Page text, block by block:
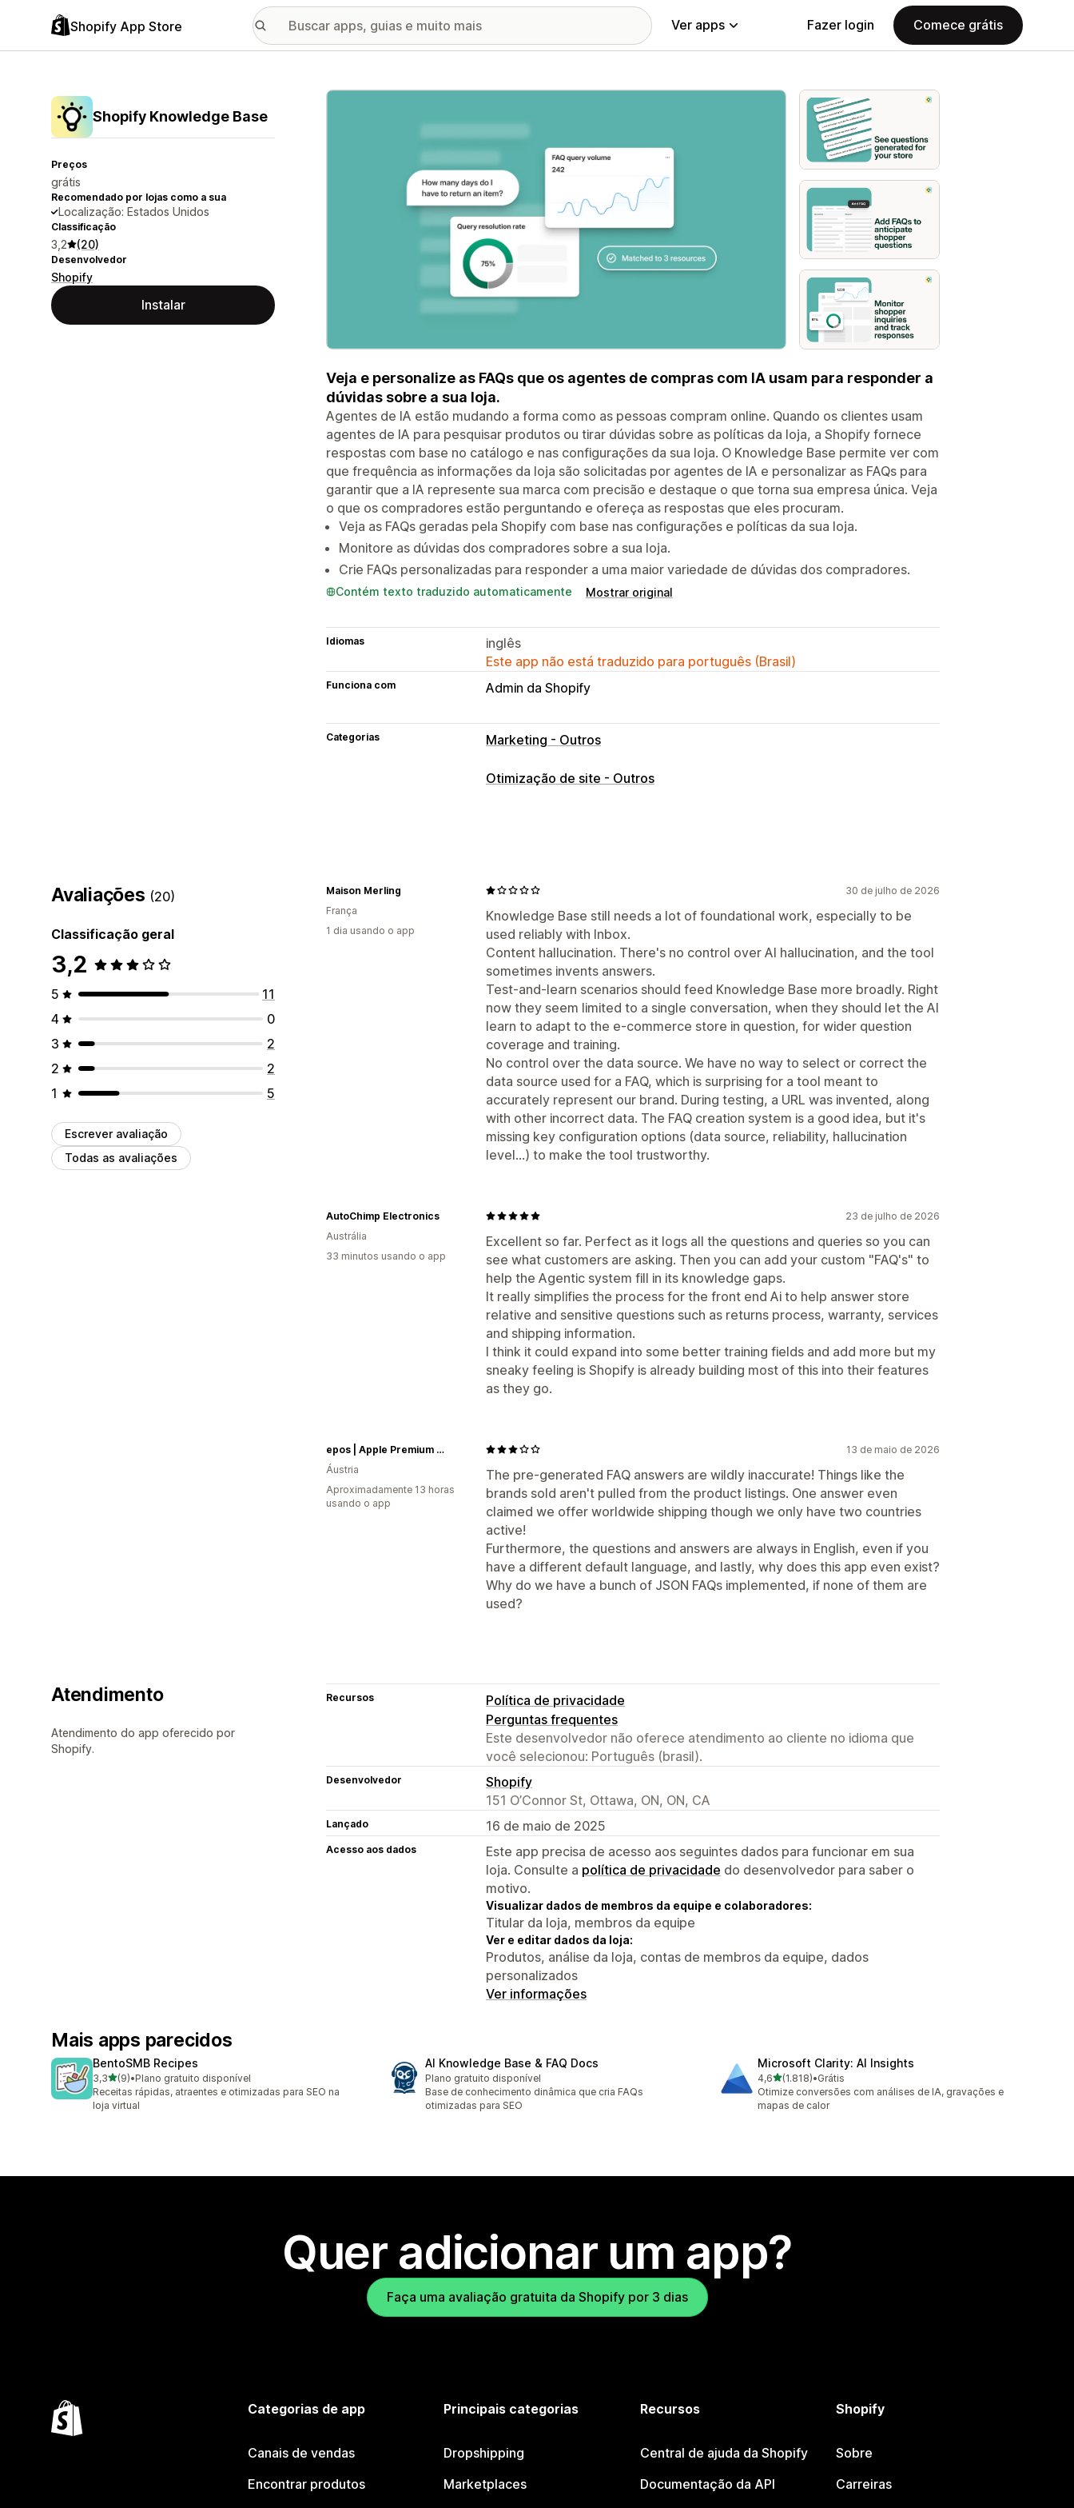
Shopify App Store Ver apps Fazer login Comece grátis
Shopify Knowledge Base
Preços
grátis
Recomendado por lojas como a sua
Localização: Estados Unidos
Classificação
3,2 (20)
Desenvolvedor
Shopify
Instalar
Galeria de imagens em destaque
Veja e personalize as FAQs que os agentes de compras com IA usam para responder a
dúvidas sobre a sua loja.
Agentes de IA estão mudando a forma como as pessoas compram online. Quando os clientes usam
agentes de IA para pesquisar produtos ou tirar dúvidas sobre as políticas da loja, a Shopify fornece
respostas com base no catálogo e nas configurações da sua loja. O Knowledge Base permite ver com
que frequência as informações da loja são solicitadas por agentes de IA e personalizar as FAQs para
garantir que a IA represente sua marca com precisão e destaque o que torna sua empresa única. Veja
o que os compradores estão perguntando e ofereça as respostas que eles procuram.
Veja as FAQs geradas pela Shopify com base nas configurações e políticas da sua loja.
Monitore as dúvidas dos compradores sobre a sua loja.
Crie FAQs personalizadas para responder a uma maior variedade de dúvidas dos compradores.
Contém texto traduzido automaticamente Mostrar original
Idiomas
inglês
Este app não está traduzido para português (Brasil)
Funciona com Admin da Shopify
Categorias Marketing - Outros
Otimização de site - Outros
Avaliações (20)
Classificação geral
3,2
5
11
4
0
3
2
2
2
1
5
Escrever avaliação
Todas as avaliações
30 de julho de 2026
Knowledge Base still needs a lot of foundational work, especially to be
used reliably with Inbox.
Content hallucination. There's no control over AI hallucination, and the tool
sometimes invents answers.
Test-and-learn scenarios should feed Knowledge Base more broadly. Right
now they seem limited to a single conversation, when they should let the AI
learn to adapt to the e-commerce store in question, for wider question
coverage and training.
No control over the data source. We have no way to select or correct the
data source used for a FAQ, which is surprising for a tool meant to
accurately represent our brand. During testing, a URL was invented, along
with other incorrect data. The FAQ creation system is a good idea, but it's
missing key configuration options (data source, reliability, hallucination
level...) to make the tool trustworthy.
Maison Merling
França
1 dia usando o app
23 de julho de 2026
Excellent so far. Perfect as it logs all the questions and queries so you can
see what customers are asking. Then you can add your custom "FAQ's" to
help the Agentic system fill in its knowledge gaps.
It really simplifies the process for the front end Ai to help answer store
relative and sensitive questions such as returns process, warranty, services
and shipping information.
I think it could expand into some better training fields and add more but my
sneaky feeling is Shopify is already building most of this into their features
as they go.
AutoChimp Electronics
Austrália
33 minutos usando o app
13 de maio de 2026
The pre-generated FAQ answers are wildly inaccurate! Things like the
brands sold aren't pulled from the product listings. One answer even
claimed we offer worldwide shipping though we only have two countries
active!
Furthermore, the questions and answers are always in English, even if you
have a different default language, and lastly, why does this app even exist?
Why do we have a bunch of JSON FAQs implemented, if none of them are
used?
epos | Apple Premium Partner
Áustria
Aproximadamente 13 horas
usando o app
Atendimento
Atendimento do app oferecido por
Shopify.
Recursos
Política de privacidade
Perguntas frequentes
Este desenvolvedor não oferece atendimento ao cliente no idioma que
você selecionou: Português (brasil).
Desenvolvedor
Shopify
151 O’Connor St, Ottawa, ON, ON, CA
Lançado 16 de maio de 2025
Acesso aos dados
Este app precisa de acesso aos seguintes dados para funcionar em sua
loja. Consulte a política de privacidade do desenvolvedor para saber o
motivo.
Visualizar dados de membros da equipe e colaboradores:
Titular da loja, membros da equipe
Ver e editar dados da loja:
Produtos, análise da loja, contas de membros da equipe, dados
personalizados
Ver informações
Mais apps parecidos
BentoSMB Recipes
3,3de 5 estrelas
(9)
9 avaliações ao todo
•Plano gratuito disponível
Receitas rápidas, atraentes e otimizadas para SEO na
loja virtual
AI Knowledge Base & FAQ Docs
Plano gratuito disponível
Base de conhecimento dinâmica que cria FAQs
otimizadas para SEO
Microsoft Clarity: AI Insights
4,6de 5 estrelas
(1.818)
1818 avaliações ao todo
•Grátis
Otimize conversões com análises de IA, gravações e
mapas de calor
Quer adicionar um app?
Faça uma avaliação gratuita da Shopify por 3 dias
Categorias de app
Canais de vendas
Encontrar produtos
Principais categorias
Dropshipping
Marketplaces
Recursos
Central de ajuda da Shopify
Documentação da API
Shopify
Sobre
Carreiras